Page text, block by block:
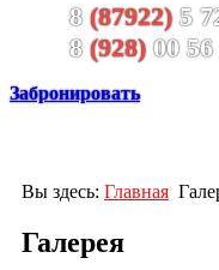
8 (87922)5
8 (928)00 56
Забронировать
Вы здесь: Главная
Галерея